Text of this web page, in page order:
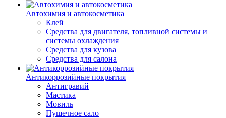
Автохимия и автокосметика
Клей
Средства для двигателя, топливной системы и
системы охлаждения
Средства для кузова
Средства для салона
Антикоррозийные покрытия
Антигравий
Мастика
Мовиль
Пушечное сало